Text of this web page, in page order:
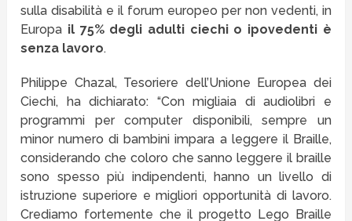
sulla disabilità e il forum europeo per non vedenti, in
Europa il 75% degli adulti ciechi o ipovedenti è
senza lavoro.
Philippe Chazal, Tesoriere dell’Unione Europea dei
Ciechi, ha dichiarato: “Con migliaia di audiolibri e
programmi per computer disponibili, sempre un
minor numero di bambini impara a leggere il Braille,
considerando che coloro che sanno leggere il braille
sono spesso più indipendenti, hanno un livello di
istruzione superiore e migliori opportunità di lavoro.
Crediamo fortemente che il progetto Lego Braille